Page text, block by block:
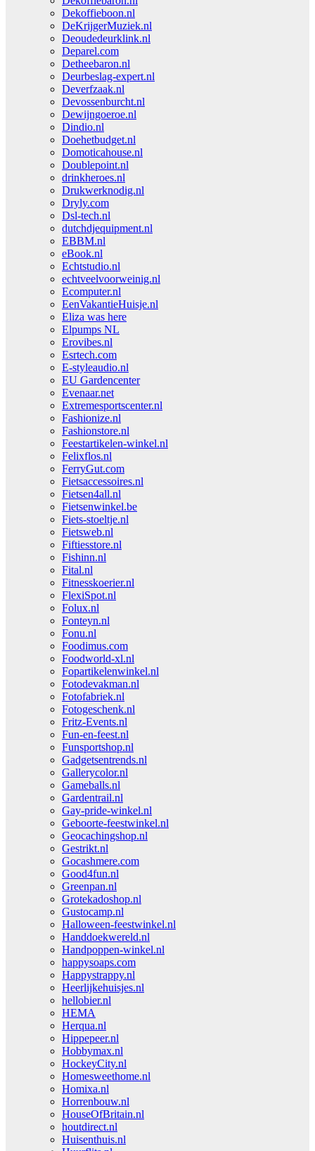
Dekoffieboon.nl
DeKrijgerMuziek.nl
Deoudedeurklink.nl
Deparel.com
Detheebaron.nl
Deurbeslag-expert.nl
Deverfzaak.nl
Devossenburcht.nl
Dewijngoeroe.nl
Dindio.nl
Doehetbudget.nl
Domoticahouse.nl
Doublepoint.nl
drinkheroes.nl
Drukwerknodig.nl
Dryly.com
Dsl-tech.nl
dutchdjequipment.nl
EBBM.nl
eBook.nl
Echtstudio.nl
echtveelvoorweinig.nl
Ecomputer.nl
EenVakantieHuisje.nl
Eliza was here
Elpumps NL
Erovibes.nl
Esrtech.com
E-styleaudio.nl
EU Gardencenter
Evenaar.net
Extremesportscenter.nl
Fashionize.nl
Fashionstore.nl
Feestartikelen-winkel.nl
Felixflos.nl
FerryGut.com
Fietsaccessoires.nl
Fietsen4all.nl
Fietsenwinkel.be
Fiets-stoeltje.nl
Fietsweb.nl
Fiftiesstore.nl
Fishinn.nl
Fital.nl
Fitnesskoerier.nl
FlexiSpot.nl
Folux.nl
Fonteyn.nl
Fonu.nl
Foodimus.com
Foodworld-xl.nl
Fopartikelenwinkel.nl
Fotodevakman.nl
Fotofabriek.nl
Fotogeschenk.nl
Fritz-Events.nl
Fun-en-feest.nl
Funsportshop.nl
Gadgetsentrends.nl
Gallerycolor.nl
Gameballs.nl
Gardentrail.nl
Gay-pride-winkel.nl
Geboorte-feestwinkel.nl
Geocachingshop.nl
Gestrikt.nl
Gocashmere.com
Good4fun.nl
Greenpan.nl
Grotekadoshop.nl
Gustocamp.nl
Halloween-feestwinkel.nl
Handdoekwereld.nl
Handpoppen-winkel.nl
happysoaps.com
Happystrappy.nl
Heerlijkehuisjes.nl
hellobier.nl
HEMA
Herqua.nl
Hippepeer.nl
Hobbymax.nl
HockeyCity.nl
Homesweethome.nl
Homixa.nl
Horrenbouw.nl
HouseOfBritain.nl
houtdirect.nl
Huisenthuis.nl